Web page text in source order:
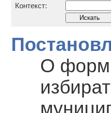
Контекст:
О